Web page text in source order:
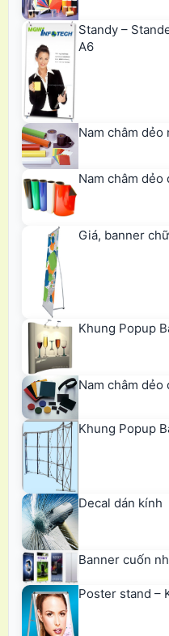
Standy –
A6
Nam châm dẻo
Nam châm dẻo
Giá, banner
Khung Popup
Nam châm dẻo
Khung Popup
Decal dán kính
Banner cuốn
Poster stand –